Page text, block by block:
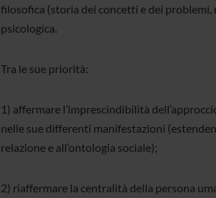
filosofica (storia dei concetti e dei
psicologica.
Tra le sue priorità:
1) affermare l’imprescindibilità
nelle sue differenti manifestazioni
relazione e all’ontologia sociale);
2) riaffermare la centralità della persona